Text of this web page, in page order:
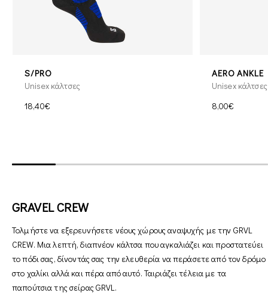
S/PRO
Unisex κάλτσες
18,40€
AERO ANKLE
Unisex κάλτσες
8,00€
GRAVEL CREW
Τολμήστε να εξερευνήσετε νέους χώρους αναψυχής με την GRVL
CREW. Μια λεπτή, διαπνέον κάλτσα που αγκαλιάζει και προστατεύει
το πόδι σας, δίνοντάς σας την ελευθερία να περάσετε από τον δρόμο
στο χαλίκι αλλά και πέρα από αυτό. Ταιριάζει τέλεια με τα
παπούτσια της σείρας GRVL.